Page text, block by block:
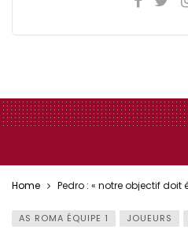
Home Pedro : « notre objectif doit
AS ROMA ÉQUIPE 1 JOUEURS